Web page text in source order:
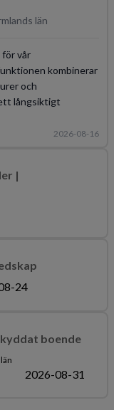
län
vår
kombinerar
och
långsiktigt
2026-08-16
|
24
boende
2026-08-31